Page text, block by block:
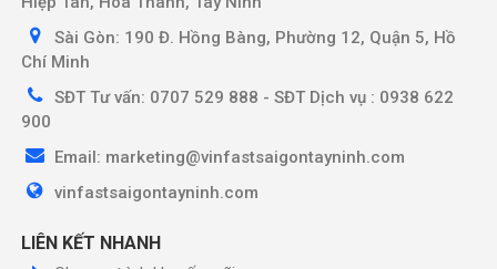
Sài Gòn: 190 Đ. Hồng Bàng, Phường 12, Quận 5, Hồ
Chí Minh
SĐT Tư vấn: 0707 529 888 - SĐT Dịch vụ : 0938 622
900
Email: marketing@vinfastsaigontayninh.com
vinfastsaigontayninh.com
LIÊN KẾT NHANH